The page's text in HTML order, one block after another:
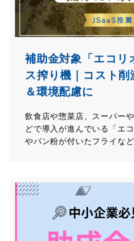
補助金対象「エコリ
ス搾り機｜コスト削
＆環境配慮に
飲食店や惣菜店、スーパー
どで導入が進んでいる「エ
やパン粉が付いたフライな